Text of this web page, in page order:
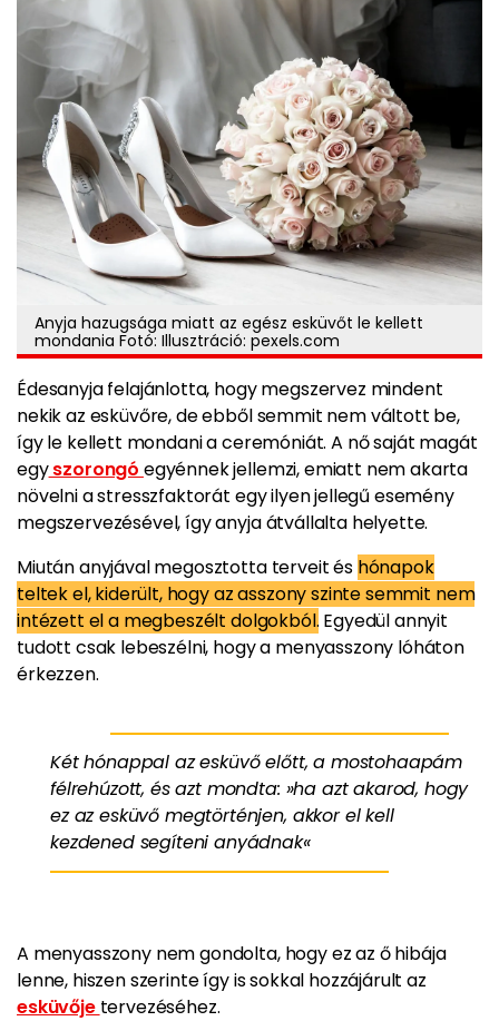
Anyja hazugsága miatt az egész esküvőt le kellett
mondania Fotó: Illusztráció: pexels.com
Édesanyja felajánlotta, hogy megszervez mindent
nekik az esküvőre, de ebből semmit nem váltott be,
így le kellett mondani a ceremóniát. A nő saját magát
egyszorongó egyénnek jellemzi, emiatt nem akarta
növelni a stresszfaktorát egy ilyen jellegű esemény
megszervezésével, így anyja átvállalta helyette.
Miután anyjával megosztotta terveit és hónapok
teltek el, kiderült, hogy az asszony szinte semmit nem
intézett el a megbeszélt dolgokból. Egyedül annyit
tudott csak lebeszélni, hogy a menyasszony lóháton
érkezzen.
Két hónappal az esküvő előtt, a mostohaapám
félrehúzott, és azt mondta: »ha azt akarod, hogy
ez az esküvő megtörténjen, akkor el kell
kezdened segíteni anyádnak«
A menyasszony nem gondolta, hogy ez az ő hibája
lenne, hiszen szerinte így is sokkal hozzájárult az
esküvője tervezéséhez.